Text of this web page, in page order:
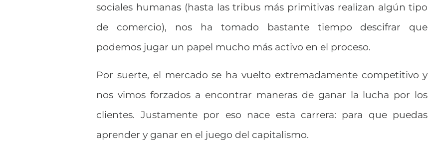
sociales humanas (hasta las tribus más primitivas realizan algún tipo
de comercio), nos ha tomado bastante tiempo descifrar que
podemos jugar un papel mucho más activo en el proceso.
Por suerte, el mercado se ha vuelto extremadamente competitivo y
nos vimos forzados a encontrar maneras de ganar la lucha por los
clientes. Justamente por eso nace esta carrera: para que puedas
aprender y ganar en el juego del capitalismo.